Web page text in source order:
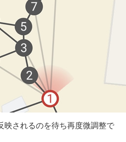
されるのを待ち再度微調整で